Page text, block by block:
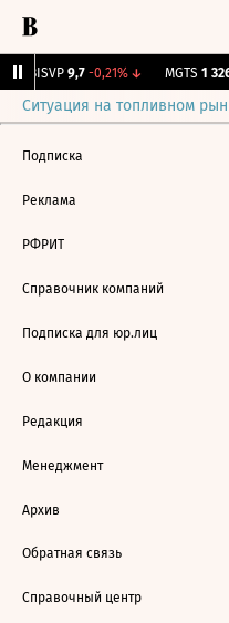
BISVP 9,7 -0,21%↓ MGTS 1 326
Ситуация на топливном
Подписка
Реклама
РФРИТ
Справочник компаний
Подписка для юр.лиц
О компании
Редакция
Менеджмент
Архив
Обратная связь
Справочный центр